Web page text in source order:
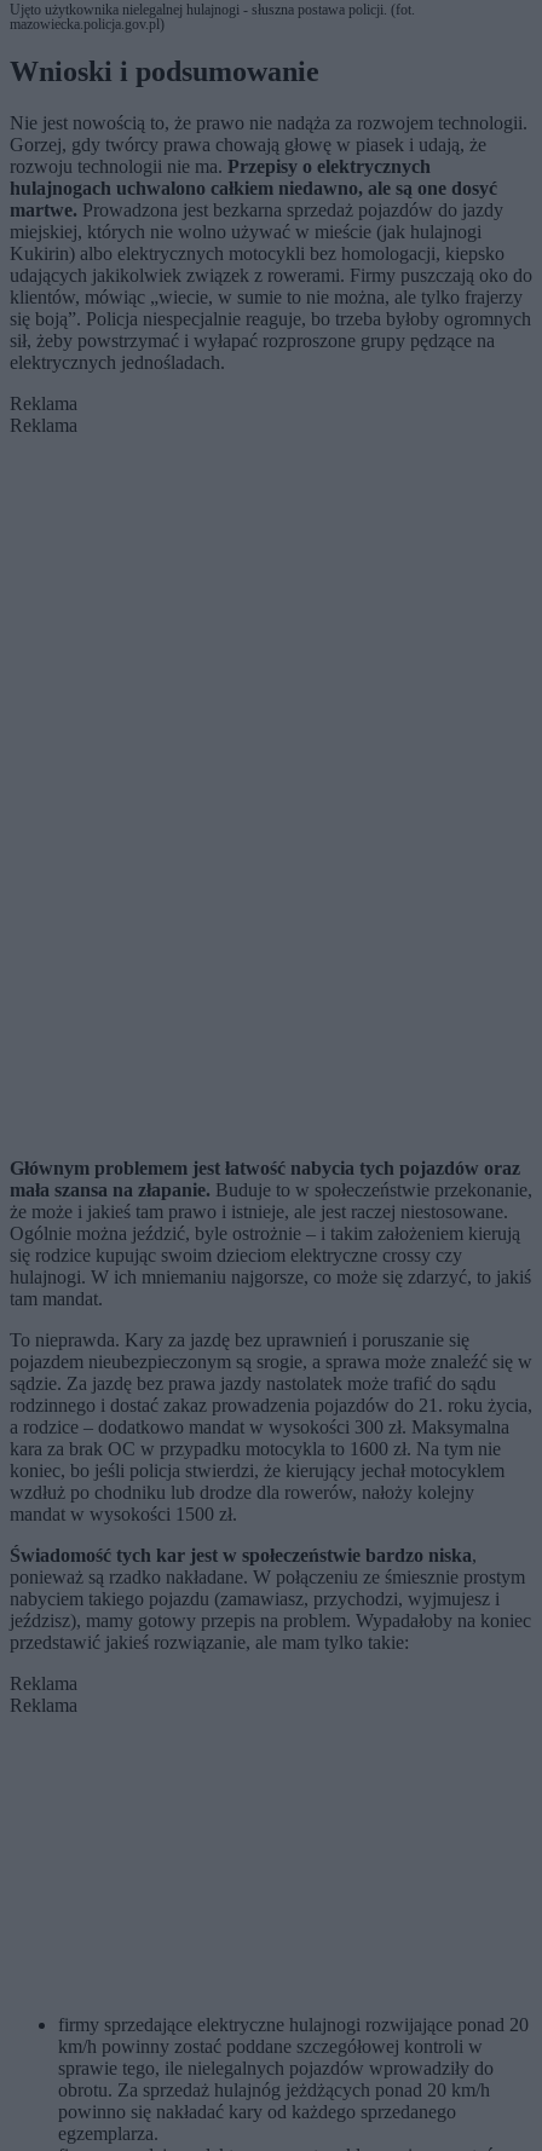
Ujęto użytkownika nielegalnej hulajnogi - słuszna postawa policji. (fot.
mazowiecka.policja.gov.pl)
Wnioski i podsumowanie
Nie jest nowością to, że prawo nie nadąża za rozwojem technologii.
Gorzej, gdy twórcy prawa chowają głowę w piasek i udają, że
rozwoju technologii nie ma. Przepisy o elektrycznych
hulajnogach uchwalono całkiem niedawno, ale są one dosyć
martwe. Prowadzona jest bezkarna sprzedaż pojazdów do jazdy
miejskiej, których nie wolno używać w mieście (jak hulajnogi
Kukirin) albo elektrycznych motocykli bez homologacji, kiepsko
udających jakikolwiek związek z rowerami. Firmy puszczają oko do
klientów, mówiąc „wiecie, w sumie to nie można, ale tylko frajerzy
się boją”. Policja niespecjalnie reaguje, bo trzeba byłoby ogromnych
sił, żeby powstrzymać i wyłapać rozproszone grupy pędzące na
elektrycznych jednośladach.
Reklama
Reklama
Głównym problemem jest łatwość nabycia tych pojazdów oraz
mała szansa na złapanie. Buduje to w społeczeństwie przekonanie,
że może i jakieś tam prawo i istnieje, ale jest raczej niestosowane.
Ogólnie można jeździć, byle ostrożnie – i takim założeniem kierują
się rodzice kupując swoim dzieciom elektryczne crossy czy
hulajnogi. W ich mniemaniu najgorsze, co może się zdarzyć, to jakiś
tam mandat.
To nieprawda. Kary za jazdę bez uprawnień i poruszanie się
pojazdem nieubezpieczonym są srogie, a sprawa może znaleźć się w
sądzie. Za jazdę bez prawa jazdy nastolatek może trafić do sądu
rodzinnego i dostać zakaz prowadzenia pojazdów do 21. roku życia,
a rodzice – dodatkowo mandat w wysokości 300 zł. Maksymalna
kara za brak OC w przypadku motocykla to 1600 zł. Na tym nie
koniec, bo jeśli policja stwierdzi, że kierujący jechał motocyklem
wzdłuż po chodniku lub drodze dla rowerów, nałoży kolejny
mandat w wysokości 1500 zł.
Świadomość tych kar jest w społeczeństwie bardzo niska,
ponieważ są rzadko nakładane. W połączeniu ze śmiesznie prostym
nabyciem takiego pojazdu (zamawiasz, przychodzi, wyjmujesz i
jeździsz), mamy gotowy przepis na problem. Wypadałoby na koniec
przedstawić jakieś rozwiązanie, ale mam tylko takie:
Reklama
Reklama
firmy sprzedające elektryczne hulajnogi rozwijające ponad 20
km/h powinny zostać poddane szczegółowej kontroli w
sprawie tego, ile nielegalnych pojazdów wprowadziły do
obrotu. Za sprzedaż hulajnóg jeżdżących ponad 20 km/h
powinno się nakładać kary od każdego sprzedanego
egzemplarza.